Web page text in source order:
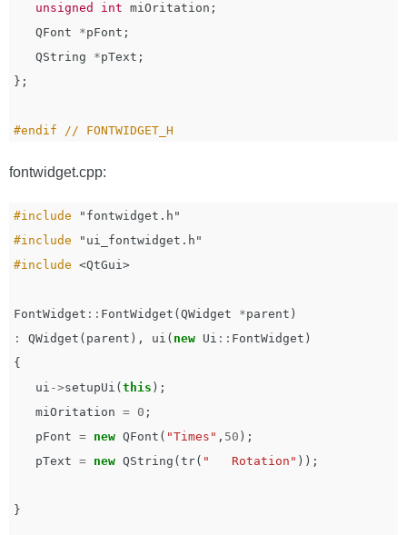
unsigned
int miOritation ;
QFont
*pFont ;
QString
*pText ;
};
fontwidget.cpp:
#include
"fontwidget.h"
#include
"ui_fontwidget.h"
#include <QtGui>
FontWidget :: FontWidget ( QWidget *parent )
:
QWidget ( parent ), ui ( new Ui :: FontWidget )
{
ui ->setupUi ( this );
miOritation = 0 ;
pFont = new QFont ( "Times" , 50 );
pText = new QString ( tr( "   Rotation" ));
}